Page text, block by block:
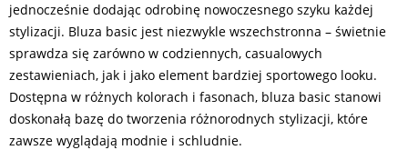
jednocześnie dodając odrobinę nowoczesnego szyku każdej
stylizacji. Bluza basic jest niezwykle wszechstronna – świetnie
sprawdza się zarówno w codziennych, casualowych
zestawieniach, jak i jako element bardziej sportowego looku.
Dostępna w różnych kolorach i fasonach, bluza basic stanowi
doskonałą bazę do tworzenia różnorodnych stylizacji, które
zawsze wyglądają modnie i schludnie.